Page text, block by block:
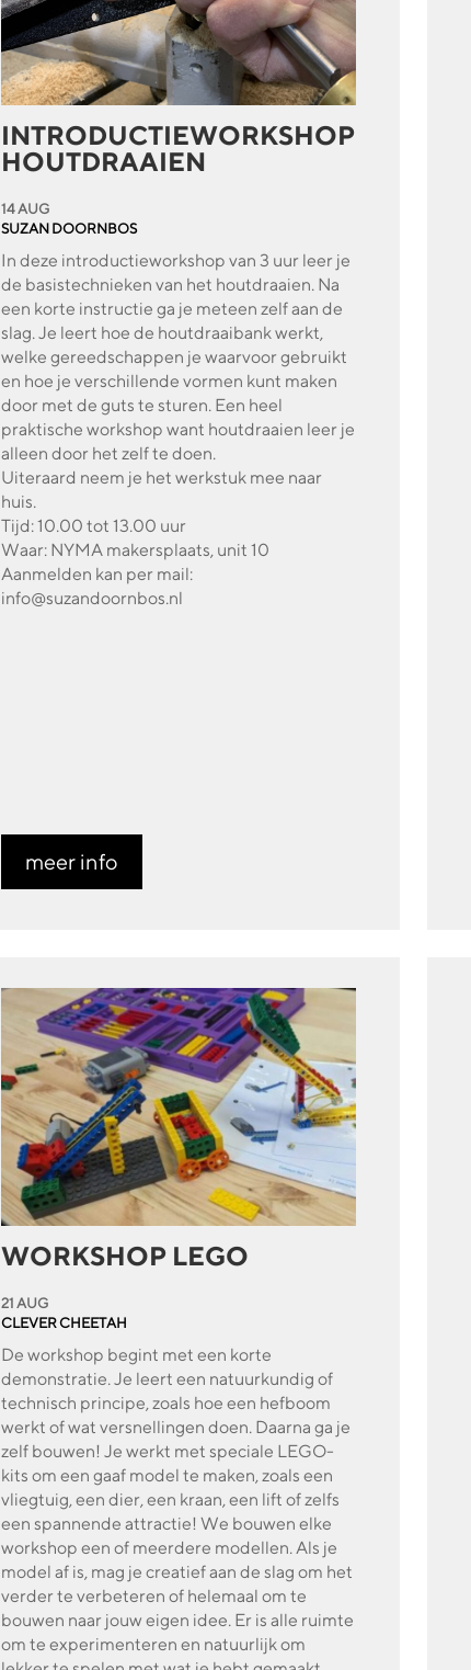
INTRODUCTIEWORKSHOP
HOUTDRAAIEN
14 AUG
SUZAN DOORNBOS
In deze introductieworkshop van 3 uur leer je
de basistechnieken van het houtdraaien. Na
een korte instructie ga je meteen zelf aan de
slag. Je leert hoe de houtdraaibank werkt,
welke gereedschappen je waarvoor gebruikt
en hoe je verschillende vormen kunt maken
door met de guts te sturen. Een heel
praktische workshop want houtdraaien leer je
alleen door het zelf te doen.
Uiteraard neem je het werkstuk mee naar
huis.
Tijd: 10.00 tot 13.00 uur
Waar: NYMA makersplaats, unit 10
Aanmelden kan per mail:
info@suzandoornbos.nl
meer info
WORKSHOP LEGO
21 AUG
CLEVER CHEETAH
De workshop begint met een korte
demonstratie. Je leert een natuurkundig of
technisch principe, zoals hoe een hefboom
werkt of wat versnellingen doen. Daarna ga je
zelf bouwen! Je werkt met speciale LEGO-
kits om een gaaf model te maken, zoals een
vliegtuig, een dier, een kraan, een lift of zelfs
een spannende attractie! We bouwen elke
workshop een of meerdere modellen. Als je
model af is, mag je creatief aan de slag om het
verder te verbeteren of helemaal om te
bouwen naar jouw eigen idee. Er is alle ruimte
om te experimenteren en natuurlijk om